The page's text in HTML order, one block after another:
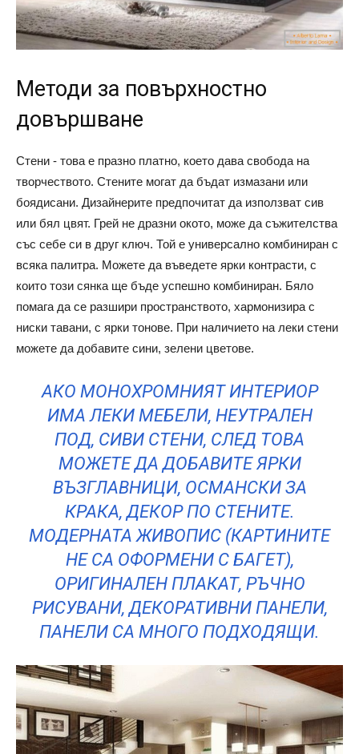
Методи за повърхностно
довършване
Стени - това е празно платно, което дава свобода на
творчеството. Стените могат да бъдат измазани или
боядисани. Дизайнерите предпочитат да използват сив
или бял цвят. Грей не дразни окото, може да съжителства
със себе си в друг ключ. Той е универсално комбиниран с
всяка палитра. Можете да въведете ярки контрасти, с
които този сянка ще бъде успешно комбиниран. Бяло
помага да се разшири пространството, хармонизира с
ниски тавани, с ярки тонове. При наличието на леки стени
можете да добавите сини, зелени цветове.
АКО МОНОХРОМНИЯТ ИНТЕРИОР
ИМА ЛЕКИ МЕБЕЛИ, НЕУТРАЛЕН
ПОД, СИВИ СТЕНИ, СЛЕД ТОВА
МОЖЕТЕ ДА ДОБАВИТЕ ЯРКИ
ВЪЗГЛАВНИЦИ, ОСМАНСКИ ЗА
КРАКА, ДЕКОР ПО СТЕНИТЕ.
МОДЕРНАТА ЖИВОПИС (КАРТИНИТЕ
НЕ СА ОФОРМЕНИ С БАГЕТ),
ОРИГИНАЛЕН ПЛАКАТ, РЪЧНО
РИСУВАНИ, ДЕКОРАТИВНИ ПАНЕЛИ,
ПАНЕЛИ СА МНОГО ПОДХОДЯЩИ.